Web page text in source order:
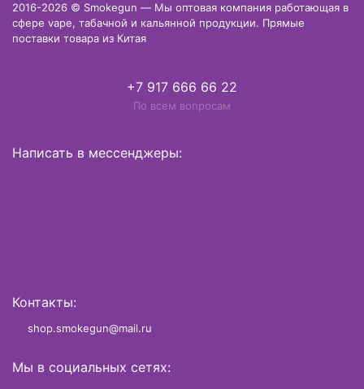
2016-2026 © Smokegun — Мы оптовая компания работающая в
сфере vape, табачной и кальянной продукции. Прямые
поставки товара из Китая
+7 917 666 66 22
По всем вопросам
Написать в мессенджеры:
Контакты:
shop.smokegun@mail.ru
Мы в социальных сетях: